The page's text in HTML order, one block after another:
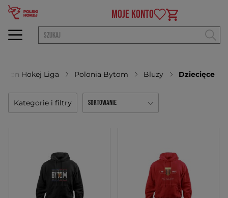
MOJE KONTO
Hokej Liga Polonia Bytom Bluzy Dziecięce
Kategorie i filtry Sortowanie